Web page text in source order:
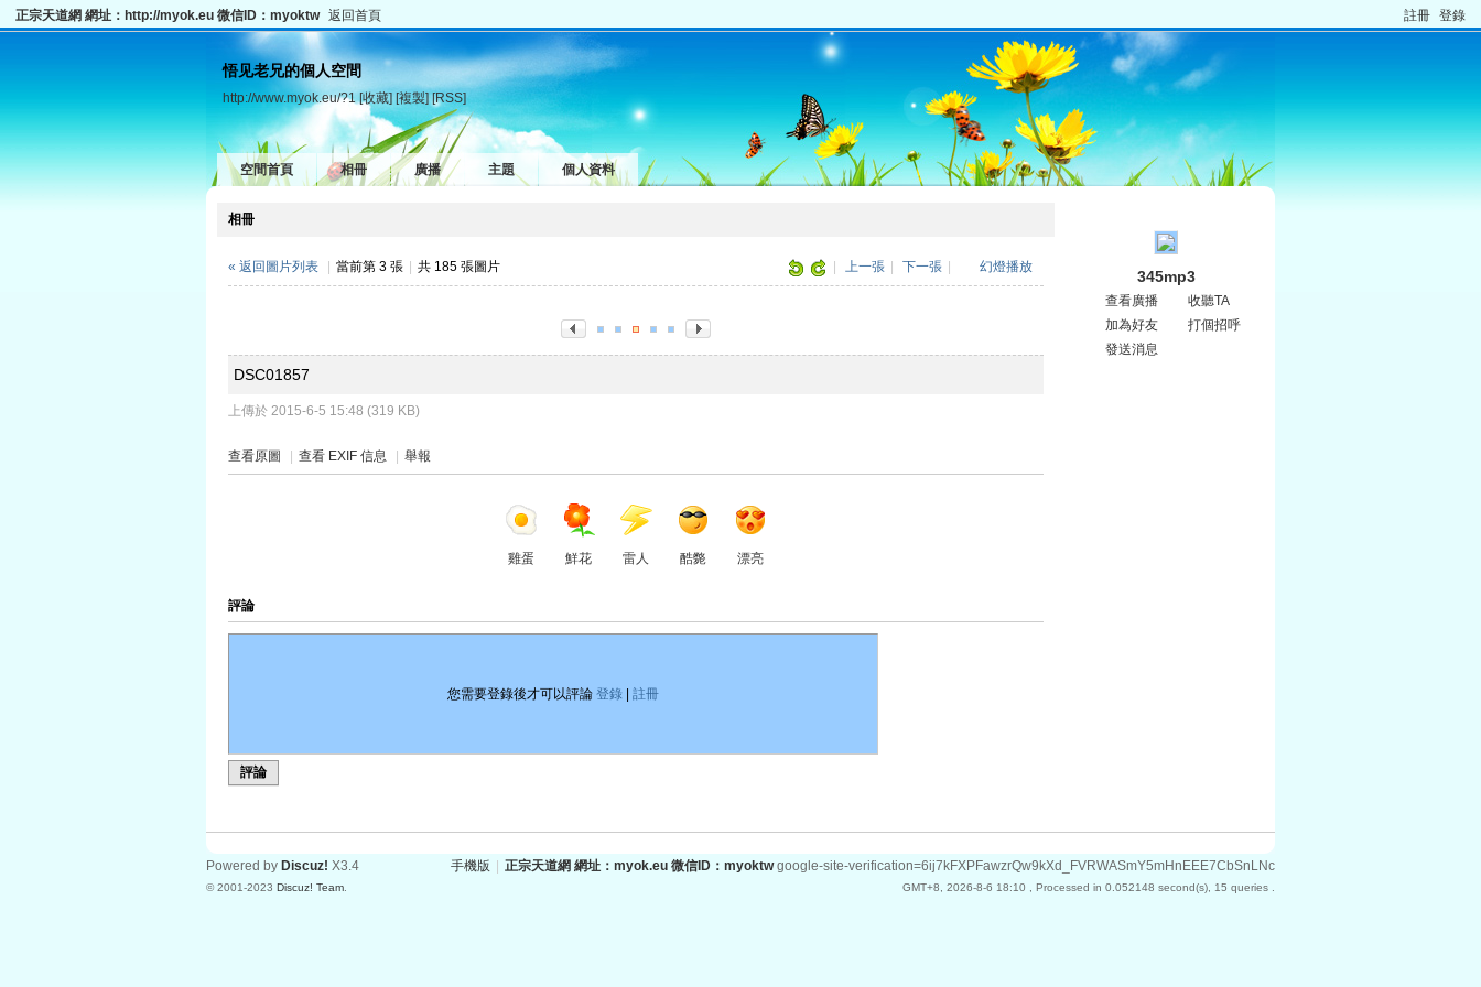
註冊 登錄
正宗天道網 網址：http://myok.eu 微信ID：myoktw 返回首頁
悟见老兄的個人空間
http://www.myok.eu/?1 [收藏] [複製] [RSS]
空間首頁 相冊 廣播 主題 個人資料
相冊
上一張 下一張 幻燈播放
« 返回圖片列表 當前第 3 張 共 185 張圖片
DSC01857
上傳於 2015-6-5 15:48 (319 KB)
查看原圖 查看 EXIF 信息 舉報
雞蛋 鮮花 雷人 酷斃 漂亮
評論
您需要登錄後才可以評論 登錄 註冊
評論
345mp3
查看廣播
收聽TA
加為好友
打個招呼
發送消息
手機版 正宗天道網 網址：myok.eu 微信ID：myoktw google-site-verification=6ij7kFXPFawzrQw9kXd_FVRWASmY5mHnEEE7CbSnLNc
GMT+8, 2026-8-6 18:10 , Processed in 0.052148 second(s), 15 queries .
Powered by Discuz! X3.4
© 2001-2023 Discuz! Team